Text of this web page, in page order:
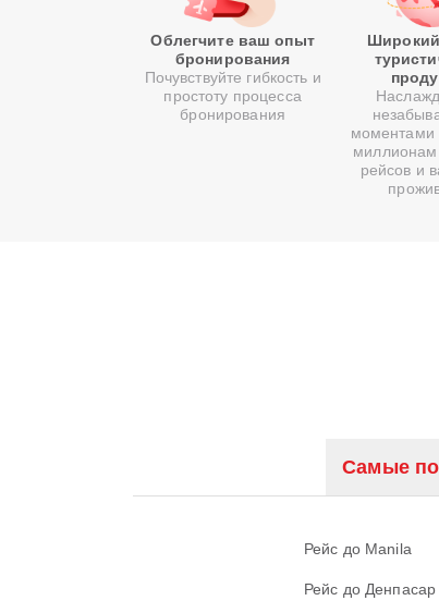
Облегчите ваш опыт
бронирования
Почувствуйте гибкость и
простоту процесса
бронирования
моментами
рейсов и
Самые
Рейс до Manila
Рейс до Денпасар